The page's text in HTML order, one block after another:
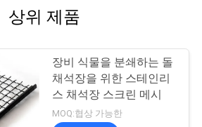
상위 제품
장비 식물을 분쇄하는 돌
채석장을 위한 스테인리
스 채석장 스크린 메시
MOQ:협상 가능한